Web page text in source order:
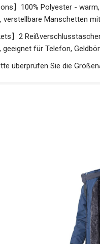
】100% Polyester -
verstellbare Manschetten
】2
geeignet für Telefon,
überprüfen Sie die